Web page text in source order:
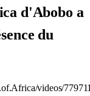
d'Abobo a
du
videos/